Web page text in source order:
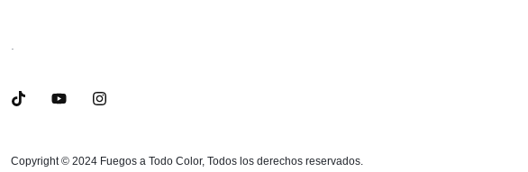
Copyright © 2024 Fuegos a Todo Color, Todos los derechos reservados.